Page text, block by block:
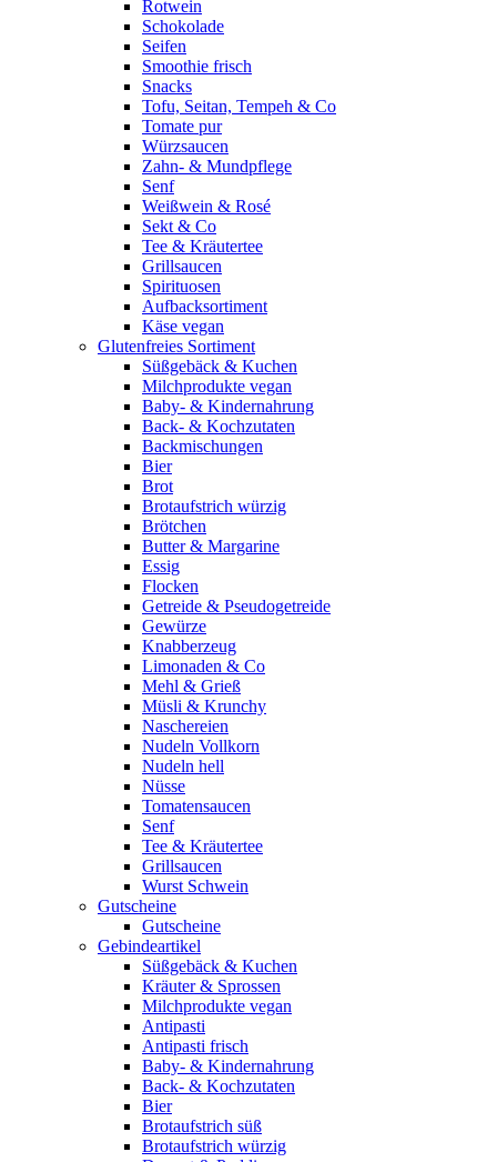
Rotwein
Schokolade
Seifen
Smoothie frisch
Snacks
Tofu, Seitan, Tempeh & Co
Tomate pur
Würzsaucen
Zahn- & Mundpflege
Senf
Weißwein & Rosé
Sekt & Co
Tee & Kräutertee
Grillsaucen
Spirituosen
Aufbacksortiment
Käse vegan
Glutenfreies Sortiment
Süßgebäck & Kuchen
Milchprodukte vegan
Baby- & Kindernahrung
Back- & Kochzutaten
Backmischungen
Bier
Brot
Brotaufstrich würzig
Brötchen
Butter & Margarine
Essig
Flocken
Getreide & Pseudogetreide
Gewürze
Knabberzeug
Limonaden & Co
Mehl & Grieß
Müsli & Krunchy
Naschereien
Nudeln Vollkorn
Nudeln hell
Nüsse
Tomatensaucen
Senf
Tee & Kräutertee
Grillsaucen
Wurst Schwein
Gutscheine
Gutscheine
Gebindeartikel
Süßgebäck & Kuchen
Kräuter & Sprossen
Milchprodukte vegan
Antipasti
Antipasti frisch
Baby- & Kindernahrung
Back- & Kochzutaten
Bier
Brotaufstrich süß
Brotaufstrich würzig